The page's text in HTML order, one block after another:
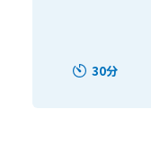
30分